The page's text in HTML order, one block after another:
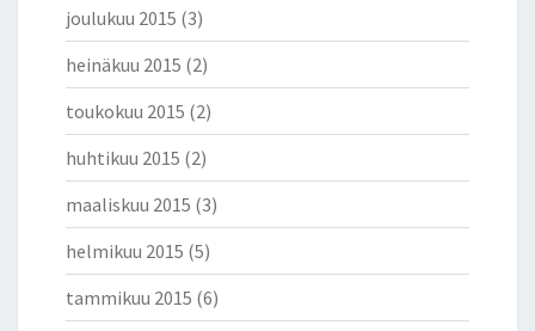
joulukuu 2015 (3)
heinäkuu 2015 (2)
toukokuu 2015 (2)
huhtikuu 2015 (2)
maaliskuu 2015 (3)
helmikuu 2015 (5)
tammikuu 2015 (6)